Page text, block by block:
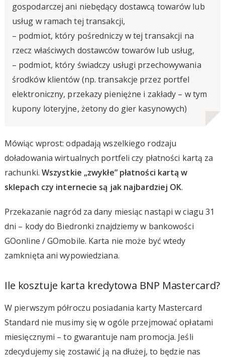
gospodarczej ani niebędący dostawcą towarów lub
usług w ramach tej transakcji,
– podmiot, który pośredniczy w tej transakcji na
rzecz właściwych dostawców towarów lub usług,
– podmiot, który świadczy usługi przechowywania
środków klientów (np. transakcje przez portfel
elektroniczny, przekazy pieniężne i zakłady – w tym
kupony loteryjne, żetony do gier kasynowych)
Mówiąc wprost: odpadają wszelkiego rodzaju
doładowania wirtualnych portfeli czy płatności kartą za
rachunki. Wszystkie „zwykłe” płatności kartą w
sklepach czy internecie są jak najbardziej OK.
Przekazanie nagród za dany miesiąc nastąpi w ciagu 31
dni – kody do Biedronki znajdziemy w bankowości
GOonline / GOmobile. Karta nie może być wtedy
zamknięta ani wypowiedziana.
Ile kosztuje karta kredytowa BNP Mastercard?
W pierwszym półroczu posiadania karty Mastercard
Standard nie musimy się w ogóle przejmować opłatami
miesięcznymi – to gwarantuje nam promocja. Jeśli
zdecydujemy się zostawić ją na dłużej, to będzie nas